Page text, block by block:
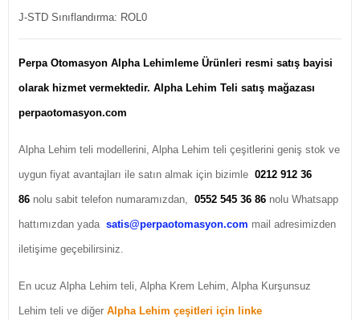
J-STD Sınıflandırma: ROL0
Perpa Otomasyon Alpha Lehimleme Ürünleri resmi satış bayisi
olarak hizmet vermektedir. Alpha Lehim Teli satış mağazası
perpaotomasyon.com
Alpha Lehim teli modellerini, Alpha Lehim teli çeşitlerini geniş stok ve
uygun fiyat avantajları ile satın almak için bizimle 0212 912 36
86 nolu sabit telefon numaramızdan, 0552 545 36 86 nolu Whatsapp
hattımızdan yada satis@perpaotomasyon.com mail adresimizden
iletişime geçebilirsiniz.
En ucuz Alpha Lehim teli, Alpha Krem Lehim, Alpha Kurşunsuz
Lehim teli ve diğer Alpha Lehim çeşitleri için linke